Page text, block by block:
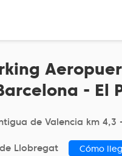
- El
de Valencia km 4,3
de Llobregat Cómo